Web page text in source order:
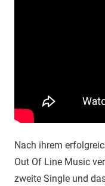
Nach ihrem
Out Of Line Music
zweite Single und